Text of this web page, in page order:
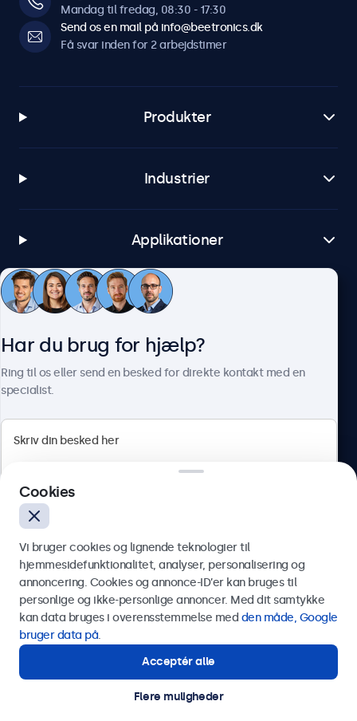
Mandag til fredag, 08:30 - 17:30
Send os en mail på info@beetronics.dk
Få svar inden for 2 arbejdstimer
Produkter
Industrier
Applikationer
Kundeservice
Herstedøstervej 27-29, unit A, 2620 Albertslund, Danmark
Dansk
© 2026 Beetronics
Har du brug for hjælp?
Ring til os eller send en besked for direkte kontakt med en
specialist.
Send
Eller ring til os på
Kontakt vores specialister.
Cookies
Vi bruger cookies og lignende teknologier til
hjemmesidefunktionalitet, analyser, personalisering og
annoncering. Cookies og annonce-ID’er kan bruges til
personlige og ikke-personlige annoncer. Med dit samtykke
kan data bruges i overensstemmelse med den måde, Google
bruger data på.
Acceptér alle
Flere muligheder